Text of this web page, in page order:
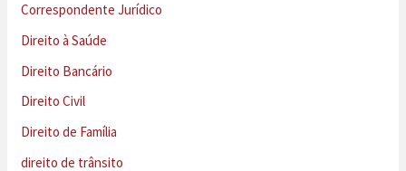
Correspondente Jurídico
Direito à Saúde
Direito Bancário
Direito Civil
Direito de Família
direito de trânsito